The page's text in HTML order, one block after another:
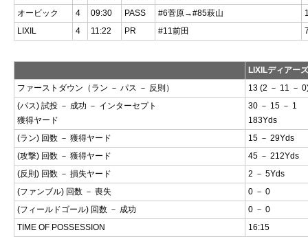
オービック
4 09:30 PASS #6菅原→#85萩山
LIXIL
4 11:22 PR #11前田
LIXILディアーズ
ファーストダウン（ラン － パス － 反則）
13 (2 － 11 －
(パス) 試投 － 成功 － インターセプト
獲得ヤード
30 － 15 － 1
183Yds
(ラン) 回数 － 獲得ヤード
15 － 29Yds
(攻撃) 回数 － 獲得ヤード
45 － 212Yds
(反則) 回数 － 損失ヤード
2 － 5Yds
(ファンブル) 回数 － 喪失
0 － 0
(フィールドゴール) 回数 － 成功
0 － 0
TIME OF POSSESSION
16:15